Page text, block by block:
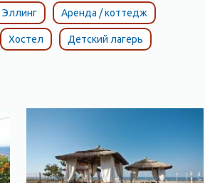
Эллинг Аренда / коттедж
Хостел Детский лагерь